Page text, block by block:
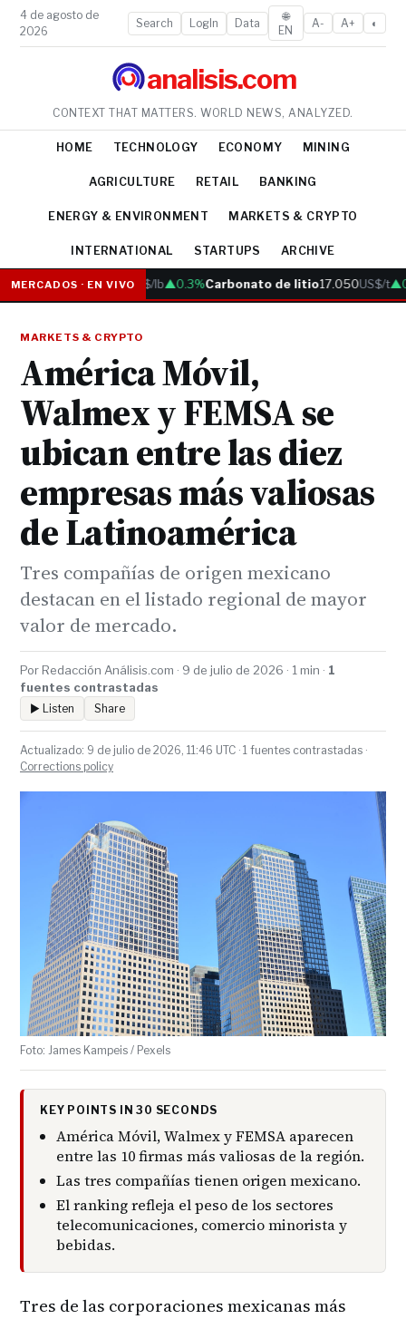
4 de agosto de
2026
Search LogIn Data
🌐
EN
A- A+ ◐
analisis.com
CONTEXT THAT MATTERS. WORLD NEWS, ANALYZED.
HOME TECHNOLOGY ECONOMY MINING
AGRICULTURE RETAIL BANKING
ENERGY & ENVIRONMENT MARKETS & CRYPTO
INTERNATIONAL STARTUPS ARCHIVE
MERCADOS · EN VIVO
Cobre6.05US$/lb▲0.3%Carbonato de litio17.050US$/t
MARKETS & CRYPTO
América Móvil,
Walmex y FEMSA se
ubican entre las diez
empresas más valiosas
de Latinoamérica
Tres compañías de origen mexicano
destacan en el listado regional de mayor
valor de mercado.
Por Redacción Análisis.com · 9 de julio de 2026 · 1 min · 1
fuentes contrastadas
▶ Listen Share
Actualizado: 9 de julio de 2026, 11:46 UTC · 1 fuentes contrastadas ·
Corrections policy
Foto: James Kampeis / Pexels
KEY POINTS IN 30 SECONDS
América Móvil, Walmex y FEMSA aparecen
entre las 10 firmas más valiosas de la región.
Las tres compañías tienen origen mexicano.
El ranking refleja el peso de los sectores
telecomunicaciones, comercio minorista y
bebidas.
Tres de las corporaciones mexicanas más